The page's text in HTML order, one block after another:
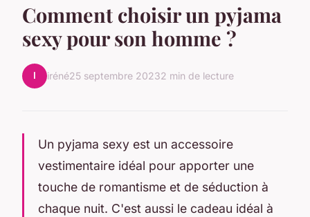
Comment choisir un pyjama
sexy pour son homme ?
I iréné25 septembre 20232 min de lecture
Un pyjama sexy est un accessoire
vestimentaire idéal pour apporter une
touche de romantisme et de séduction à
chaque nuit. C'est aussi le cadeau idéal à